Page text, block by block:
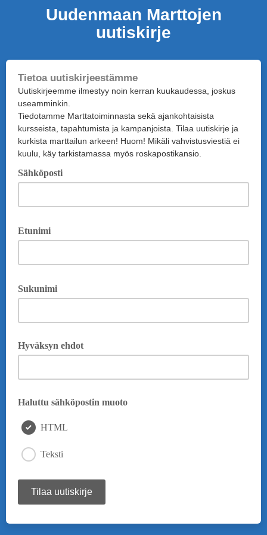
Uudenmaan Marttojen
uutiskirje
Tietoa uutiskirjeestämme
Uutiskirjeemme ilmestyy noin kerran kuukaudessa, joskus
useamminkin.
Tiedotamme Marttatoiminnasta sekä ajankohtaisista
kursseista, tapahtumista ja kampanjoista. Tilaa uutiskirje ja
kurkista marttailun arkeen! Huom! Mikäli vahvistusviestiä ei
kuulu, käy tarkistamassa myös roskapostikansio.
Sähköposti
Etunimi
Sukunimi
Hyväksyn ehdot
Haluttu sähköpostin muoto
HTML
Teksti